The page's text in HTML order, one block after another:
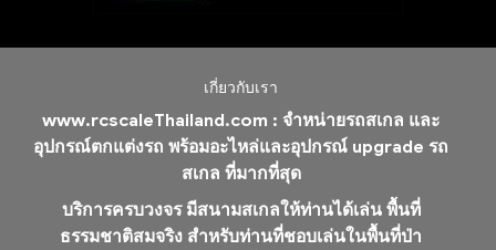
เกี่ยวกับเรา
www.rcscaleThailand.com : จำหน่ายรถสเกล และ
อุปกรณ์ตกแต่งรถ พร้อมอะไหล่และอุปกรณ์ upgrade รถ
สเกล ที่มากที่สุด
บริการครบวงจร มีสนามสเกลให้ท่านได้เล่น พื้นที่
ธรรมชาติสมจริง สำหรับท่านที่ชอบเล่นในพื้นที่ป่า